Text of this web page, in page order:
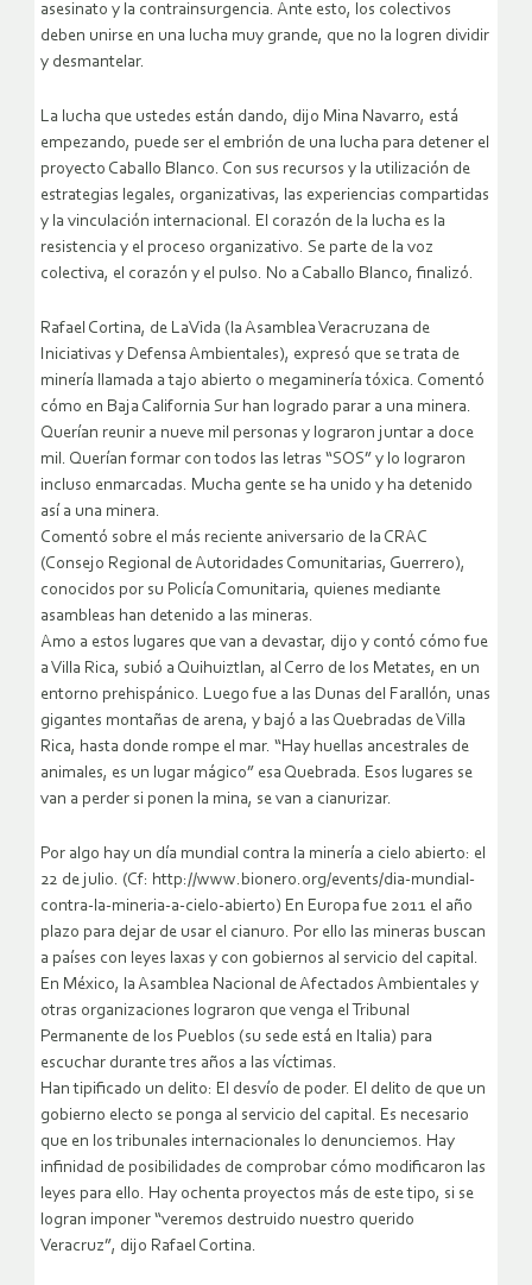
asesinato y la contrainsurgencia. Ante esto, los colectivos
deben unirse en una lucha muy grande, que no la logren dividir
y desmantelar.
La lucha que ustedes están dando, dijo Mina Navarro, está
empezando, puede ser el embrión de una lucha para detener el
proyecto Caballo Blanco. Con sus recursos y la utilización de
estrategias legales, organizativas, las experiencias compartidas
y la vinculación internacional. El corazón de la lucha es la
resistencia y el proceso organizativo. Se parte de la voz
colectiva, el corazón y el pulso. No a Caballo Blanco, finalizó.
Rafael Cortina, de LaVida (la Asamblea Veracruzana de
Iniciativas y Defensa Ambientales), expresó que se trata de
minería llamada a tajo abierto o megaminería tóxica. Comentó
cómo en Baja California Sur han logrado parar a una minera.
Querían reunir a nueve mil personas y lograron juntar a doce
mil. Querían formar con todos las letras “SOS” y lo lograron
incluso enmarcadas. Mucha gente se ha unido y ha detenido
así a una minera.
Comentó sobre el más reciente aniversario de la CRAC
(Consejo Regional de Autoridades Comunitarias, Guerrero),
conocidos por su Policía Comunitaria, quienes mediante
asambleas han detenido a las mineras.
Amo a estos lugares que van a devastar, dijo y contó cómo fue
a Villa Rica, subió a Quihuiztlan, al Cerro de los Metates, en un
entorno prehispánico. Luego fue a las Dunas del Farallón, unas
gigantes montañas de arena, y bajó a las Quebradas de Villa
Rica, hasta donde rompe el mar. “Hay huellas ancestrales de
animales, es un lugar mágico” esa Quebrada. Esos lugares se
van a perder si ponen la mina, se van a cianurizar.
Por algo hay un día mundial contra la minería a cielo abierto: el
22 de julio. (Cf: http://www.bionero.org/events/dia-mundial-
contra-la-mineria-a-cielo-abierto) En Europa fue 2011 el año
plazo para dejar de usar el cianuro. Por ello las mineras buscan
a países con leyes laxas y con gobiernos al servicio del capital.
En México, la Asamblea Nacional de Afectados Ambientales y
otras organizaciones lograron que venga el Tribunal
Permanente de los Pueblos (su sede está en Italia) para
escuchar durante tres años a las víctimas.
Han tipificado un delito: El desvío de poder. El delito de que un
gobierno electo se ponga al servicio del capital. Es necesario
que en los tribunales internacionales lo denunciemos. Hay
infinidad de posibilidades de comprobar cómo modificaron las
leyes para ello. Hay ochenta proyectos más de este tipo, si se
logran imponer “veremos destruido nuestro querido
Veracruz”, dijo Rafael Cortina.